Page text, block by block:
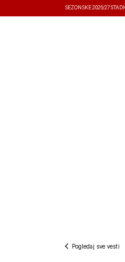
SEZONSKE 2026/27
Pogledaj sve vesti